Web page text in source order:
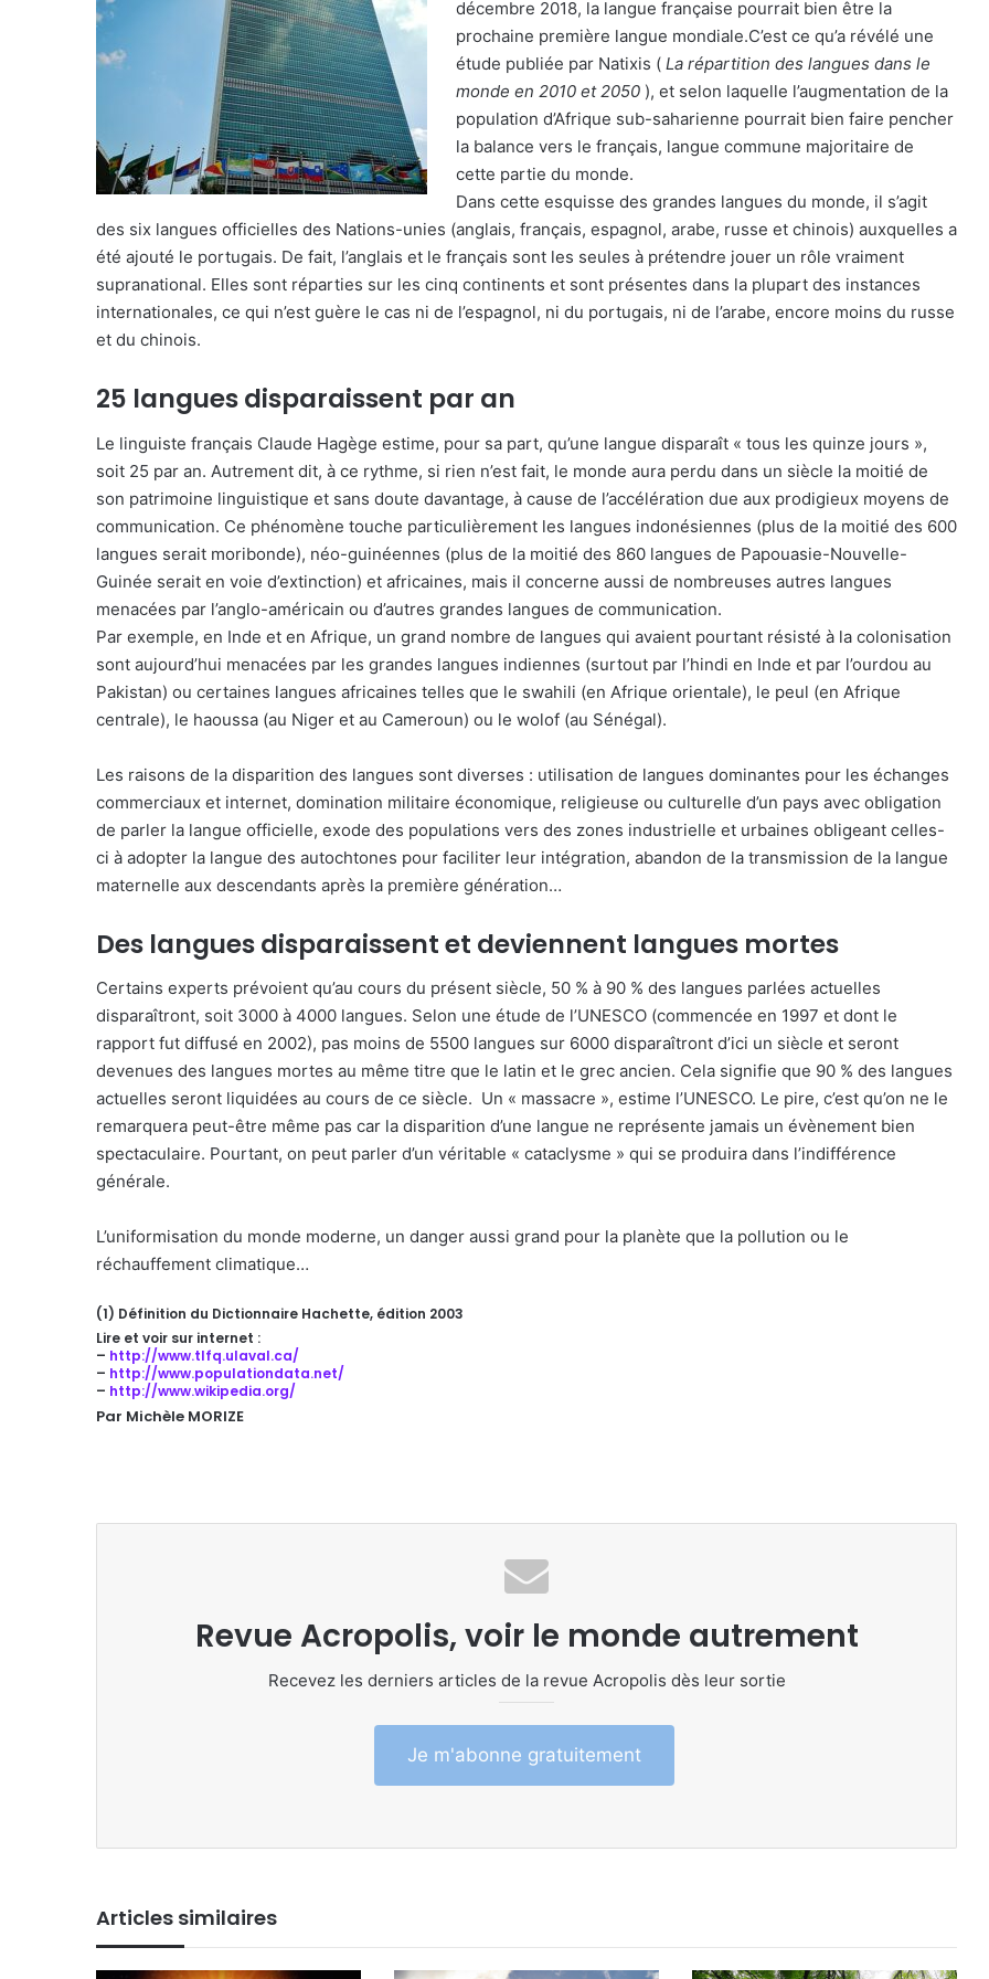
décembre 2018, la langue française pourrait bien être la
prochaine première langue mondiale.C’est ce qu’a révélé une
étude publiée par Natixis (La répartition des langues dans le
monde en 2010 et 2050 ), et selon laquelle l’augmentation de la
population d’Afrique sub-saharienne pourrait bien faire pencher
la balance vers le français, langue commune majoritaire de
cette partie du monde.
Dans cette esquisse des grandes langues du monde, il s’agit
des six langues officielles des Nations-unies (anglais, français, espagnol, arabe, russe et chinois) auxquelles a
été ajouté le portugais. De fait, l’anglais et le français sont les seules à prétendre jouer un rôle vraiment
supranational. Elles sont réparties sur les cinq continents et sont présentes dans la plupart des instances
internationales, ce qui n’est guère le cas ni de l’espagnol, ni du portugais, ni de l’arabe, encore moins du russe
et du chinois.
25 langues disparaissent par an
Le linguiste français Claude Hagège estime, pour sa part, qu’une langue disparaît « tous les quinze jours »,
soit 25 par an. Autrement dit, à ce rythme, si rien n’est fait, le monde aura perdu dans un siècle la moitié de
son patrimoine linguistique et sans doute davantage, à cause de l’accélération due aux prodigieux moyens de
communication. Ce phénomène touche particulièrement les langues indonésiennes (plus de la moitié des 600
langues serait moribonde), néo-guinéennes (plus de la moitié des 860 langues de Papouasie-Nouvelle-
Guinée serait en voie d’extinction) et africaines, mais il concerne aussi de nombreuses autres langues
menacées par l’anglo-américain ou d’autres grandes langues de communication.
Par exemple, en Inde et en Afrique, un grand nombre de langues qui avaient pourtant résisté à la colonisation
sont aujourd’hui menacées par les grandes langues indiennes (surtout par l’hindi en Inde et par l’ourdou au
Pakistan) ou certaines langues africaines telles que le swahili (en Afrique orientale), le peul (en Afrique
centrale), le haoussa (au Niger et au Cameroun) ou le wolof (au Sénégal).
Les raisons de la disparition des langues sont diverses : utilisation de langues dominantes pour les échanges
commerciaux et internet, domination militaire économique, religieuse ou culturelle d’un pays avec obligation
de parler la langue officielle, exode des populations vers des zones industrielle et urbaines obligeant celles-
ci à adopter la langue des autochtones pour faciliter leur intégration, abandon de la transmission de la langue
maternelle aux descendants après la première génération…
Des langues disparaissent et deviennent langues mortes
Certains experts prévoient qu’au cours du présent siècle, 50 % à 90 % des langues parlées actuelles
disparaîtront, soit 3000 à 4000 langues. Selon une étude de l’UNESCO (commencée en 1997 et dont le
rapport fut diffusé en 2002), pas moins de 5500 langues sur 6000 disparaîtront d’ici un siècle et seront
devenues des langues mortes au même titre que le latin et le grec ancien. Cela signifie que 90 % des langues
actuelles seront liquidées au cours de ce siècle. Un « massacre », estime l’UNESCO. Le pire, c’est qu’on ne le
remarquera peut-être même pas car la disparition d’une langue ne représente jamais un évènement bien
spectaculaire. Pourtant, on peut parler d’un véritable « cataclysme » qui se produira dans l’indifférence
générale.
L’uniformisation du monde moderne, un danger aussi grand pour la planète que la pollution ou le
réchauffement climatique…
(1) Définition du Dictionnaire Hachette, édition 2003
Lire et voir sur internet :
– http://www.tlfq.ulaval.ca/
– http://www.populationdata.net/
– http://www.wikipedia.org/
Par Michèle MORIZE
Revue Acropolis, voir le monde autrement
Recevez les derniers articles de la revue Acropolis dès leur sortie
Je m'abonne gratuitement
Articles similaires